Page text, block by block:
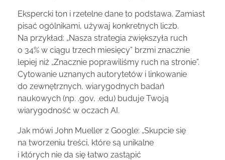
Ekspercki ton i rzetelne dane to podstawa. Zamiast
pisać ogólnikami, używaj konkretnych liczb.
Na przykład: „Nasza strategia zwiększyła ruch
o 34% w ciągu trzech miesięcy” brzmi znacznie
lepiej niż „Znacznie poprawiliśmy ruch na stronie”.
Cytowanie uznanych autorytetów i linkowanie
do zewnętrznych, wiarygodnych badań
naukowych (np. .gov, .edu) buduje Twoją
wiarygodność w oczach AI.
Jak mówi John Mueller z Google: „Skupcie się
na tworzeniu treści, które są unikalne
i których nie da się łatwo zastąpić